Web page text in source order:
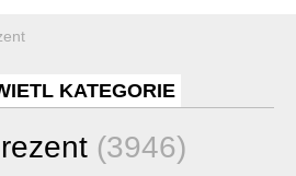
KATEGORIE
(3946)